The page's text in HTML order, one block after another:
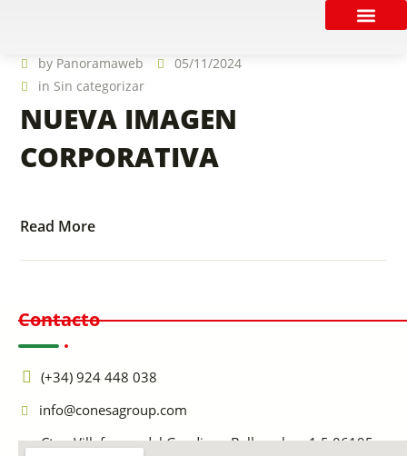
by Panoramaweb
05/11/2024
in Sin categorizar
NUEVA IMAGEN
CORPORATIVA
Read More
Contacto
(+34) 924 448 038
info@conesagroup.com
Ctra. Villafranco del Guadiana-Balboa, km. 1,5 06195